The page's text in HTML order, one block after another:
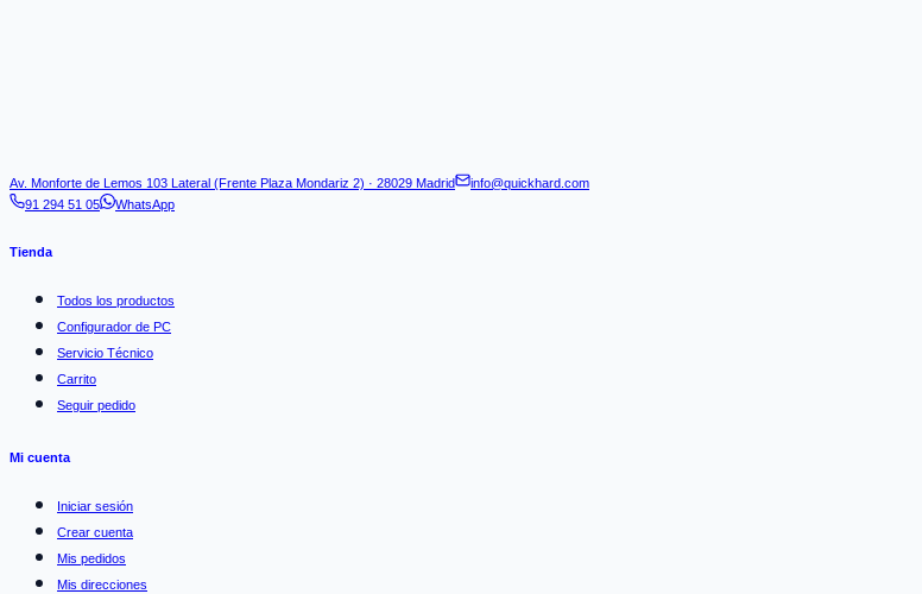
Av. Monforte de Lemos 103 Lateral (Frente Plaza Mondariz 2) · 28029 Madrid
info@quickhard.com
91 294 51 05
WhatsApp
Tienda
Todos los productos
Configurador de PC
Servicio Técnico
Carrito
Seguir pedido
Mi cuenta
Iniciar sesión
Crear cuenta
Mis pedidos
Mis direcciones